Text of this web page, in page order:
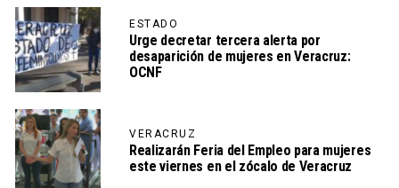
ESTADO
Urge decretar tercera alerta por
desaparición de mujeres en Veracruz:
OCNF
VERACRUZ
Realizarán Feria del Empleo para mujeres
este viernes en el zócalo de Veracruz